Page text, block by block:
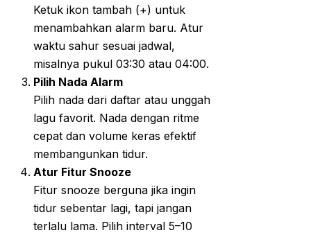
Ketuk ikon tambah (+) untuk
menambahkan alarm baru. Atur
waktu sahur sesuai jadwal,
misalnya pukul 03:30 atau 04:00.
Pilih Nada Alarm
Pilih nada dari daftar atau unggah
lagu favorit. Nada dengan ritme
cepat dan volume keras efektif
membangunkan tidur.
Atur Fitur Snooze
Fitur snooze berguna jika ingin
tidur sebentar lagi, tapi jangan
terlalu lama. Pilih interval 5–10